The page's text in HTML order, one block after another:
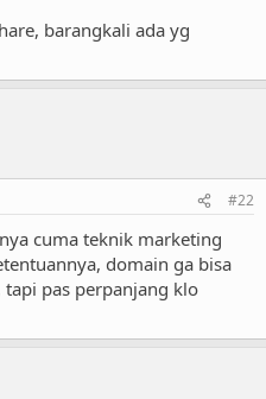
barangkali ada yg
#22
cuma teknik marketing
domain ga bisa
pas perpanjang klo